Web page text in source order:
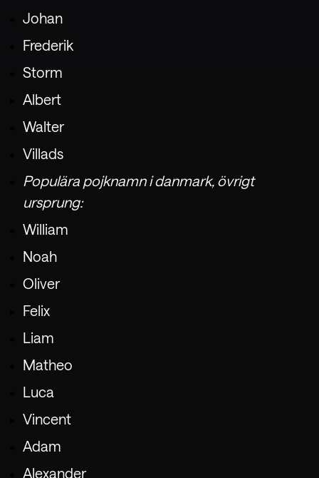
Johan
Frederik
Storm
Albert
Walter
Villads
Populära pojknamn i danmark, övrigt
ursprung:
William
Noah
Oliver
Felix
Liam
Matheo
Luca
Vincent
Adam
Alexander